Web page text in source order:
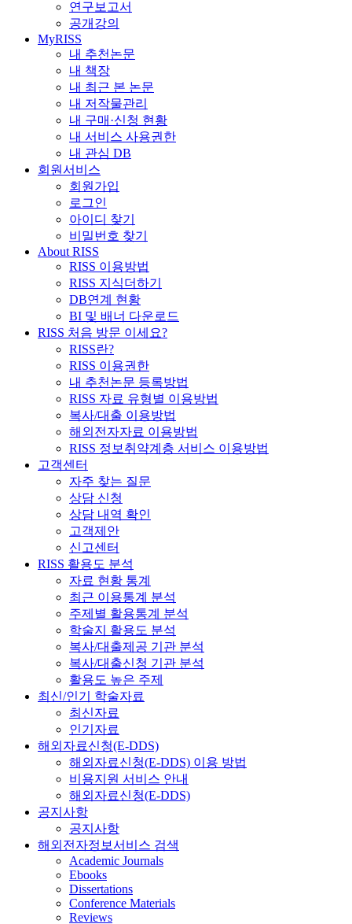
연구보고서
공개강의
MyRISS
내 추천논문
내 책장
내 최근 본 논문
내 저작물관리
내 구매·신청 현황
내 서비스 사용권한
내 관심 DB
회원서비스
회원가입
로그인
아이디 찾기
비밀번호 찾기
About RISS
RISS 이용방법
RISS 지식더하기
DB연계 현황
BI 및 배너 다운로드
RISS 처음 방문 이세요?
RISS란?
RISS 이용권한
내 추천논문 등록방법
RISS 자료 유형별 이용방법
복사/대출 이용방법
해외전자자료 이용방법
RISS 정보취약계층 서비스 이용방법
고객센터
자주 찾는 질문
상담 신청
상담 내역 확인
고객제안
신고센터
RISS 활용도 분석
자료 현황 통계
최근 이용통계 분석
주제별 활용통계 분석
학술지 활용도 분석
복사/대출제공 기관 분석
복사/대출신청 기관 분석
활용도 높은 주제
최신/인기 학술자료
최신자료
인기자료
해외자료신청(E-DDS)
해외자료신청(E-DDS) 이용 방법
비용지원 서비스 안내
해외자료신청(E-DDS)
공지사항
공지사항
해외전자정보서비스 검색
Academic Journals
Ebooks
Dissertations
Conference Materials
Reviews